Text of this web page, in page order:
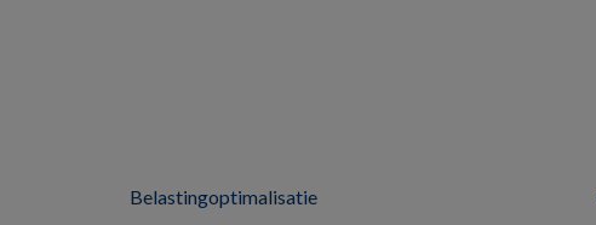
Belastingoptimalisatie